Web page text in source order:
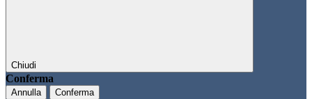
Chiudi
Conferma
Annulla Conferma